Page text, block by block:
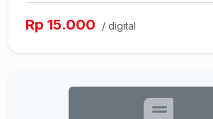
Rp 15.000 / digital